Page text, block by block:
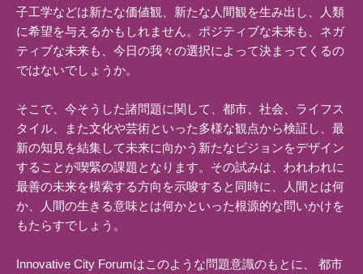
子工学などは新たな価値観、新たな人間観を生み出し、人類
に希望を与えるかもしれません。ポジティブな未来も、ネガ
ティブな未来も、今日の我々の選択によって決まってくるの
ではないでしょうか。
そこで、今そうした諸問題に関して、都市、社会、ライフス
タイル、また文化や芸術といった多様な観点から検証し、最
新の知見を結集して未来に向かう新たなビジョンをデザイン
することが喫緊の課題となります。その試みは、われわれに
最善の未来を模索する方向を示唆すると同時に、人間とは何
か、人間の生きる意味とは何かといった根源的な問いかけを
もたらすでしょう。
Innovative City Forumはこのような問題意識のもとに、 都市